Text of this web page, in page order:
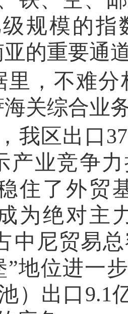
规模的指
的重要通
里，不难
关综合业
我区出口
产业竞争
住了外贸
为绝对
中尼贸易
”地位进一
）出口9.1